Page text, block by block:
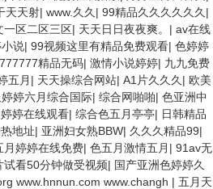
天天射| www.久久 | 99精品久久久久久久 |
一区二区三区| 天天日日夜夜爽。 | av在线
说| 99视频这里有精品免费观看| 色婷婷
精品无码| 激情小说婷婷| 九九免费
五月 | 天天操综合网站| A1片久久久 | 欧美
婷六月综合国际| 综合网啪啪| 色亚洲中
婷在线观看| 综合色五月亭亭| 日韩精品
地址| 亚洲妇女熟BBW| 久久久精品99|
月婷婷在线免费| 色五月激情五月 | 91av无
试看50分钟做受视频| 国产亚洲色婷婷久
www.hnnun.com www.changh | 五月天